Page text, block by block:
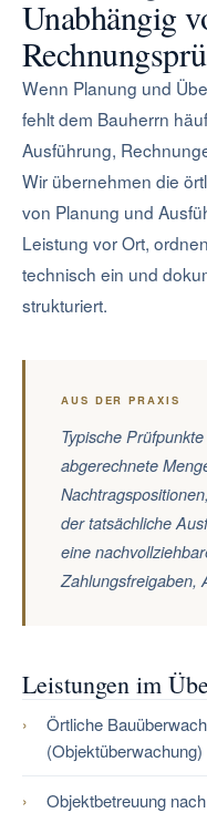
Unabhängig
Wenn Planung und
fehlt dem Bauherrn
Ausführung,
Wir übernehmen die
von Planung und
Leistung vor Ort,
technisch ein und
strukturiert.
AUS DER PRAXIS
Typische
abgerechnete
der tatsächliche
eine
Zahlungsfreigaben,
Leistungen im
Örtliche
(Objektüberwachung)
Objektbetreuung